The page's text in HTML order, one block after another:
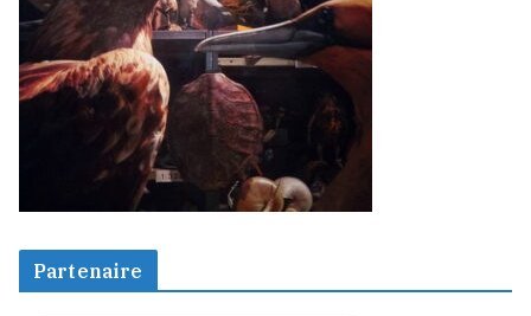
Partenaire